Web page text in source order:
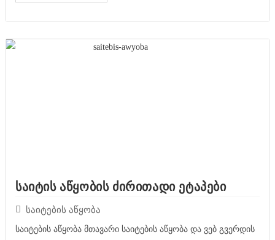
საიტის აწყობის ძირითადი ეტაპები
საიტების აწყობა
საიტების აწყობა მთავარი საიტების აწყობა და ვებ გვერდის